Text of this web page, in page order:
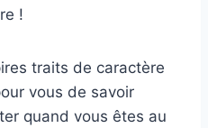
!
traits de caractère
vous de savoir
quand vous êtes au